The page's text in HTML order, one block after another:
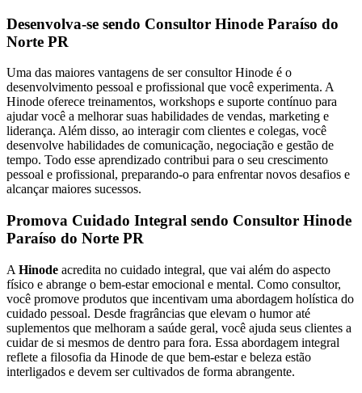
Desenvolva-se sendo Consultor Hinode Paraíso do
Norte PR
Uma das maiores vantagens de ser consultor Hinode é o
desenvolvimento pessoal e profissional que você experimenta. A
Hinode oferece treinamentos, workshops e suporte contínuo para
ajudar você a melhorar suas habilidades de vendas, marketing e
liderança. Além disso, ao interagir com clientes e colegas, você
desenvolve habilidades de comunicação, negociação e gestão de
tempo. Todo esse aprendizado contribui para o seu crescimento
pessoal e profissional, preparando-o para enfrentar novos desafios e
alcançar maiores sucessos.
Promova Cuidado Integral sendo Consultor Hinode
Paraíso do Norte PR
A Hinode acredita no cuidado integral, que vai além do aspecto
físico e abrange o bem-estar emocional e mental. Como consultor,
você promove produtos que incentivam uma abordagem holística do
cuidado pessoal. Desde fragrâncias que elevam o humor até
suplementos que melhoram a saúde geral, você ajuda seus clientes a
cuidar de si mesmos de dentro para fora. Essa abordagem integral
reflete a filosofia da Hinode de que bem-estar e beleza estão
interligados e devem ser cultivados de forma abrangente.